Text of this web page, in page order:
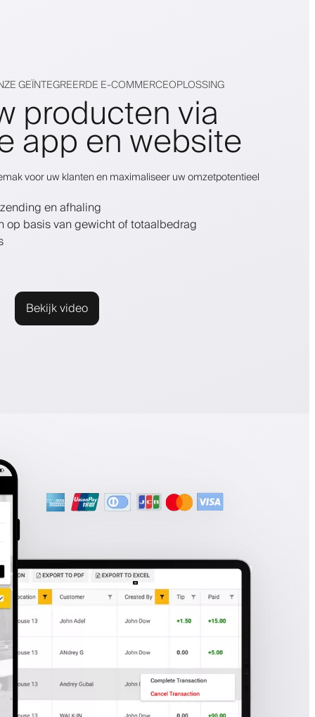
GEÏNTEGREERDE E-COMMERCEOPLOSSING
producten via
app en website
voor uw klanten en maximaliseer uw omzetpotentieel
en afhaling
op basis van gewicht of totaalbedrag
Bekijk video